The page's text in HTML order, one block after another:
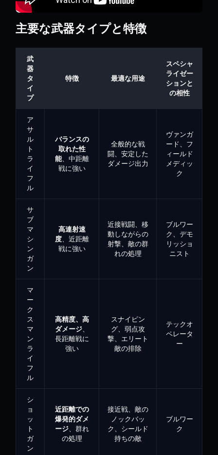
主要な武器タイプと特徴
武
器
タ
イ
プ
特徴 最適な用途
スペシャ
ライゼー
ションと
の相性
ア
サ
ル
ト
ラ
イ
フ
ル
バランスの
取れた性
能、中距離
戦に強い
全般的な戦
闘、安定した
ダメージ出力
ヴァンガ
ード、フ
ィールド
メディッ
ク
サ
ブ
マ
シ
ン
ガ
ン
高連射速
度、近距離
戦に強い
近接戦闘、移
動しながらの
射撃、敵の群
れの処理
ブルワー
ク、デモ
リッショ
ニスト
マ
ー
ク
ス
マ
ン
ラ
イ
フ
ル
高精度、高
ダメージ、
長距離戦に
強い
スナイピン
グ、弱点攻
撃、エリート
敵の排除
テックオ
ペレータ
ー
シ
ョ
ッ
ト
ガ
ン
近距離での
爆発的ダメ
ージ、群れ
の処理
接近戦、敵の
ノックバッ
ク、シールド
持ちの敵
ブルワー
ク